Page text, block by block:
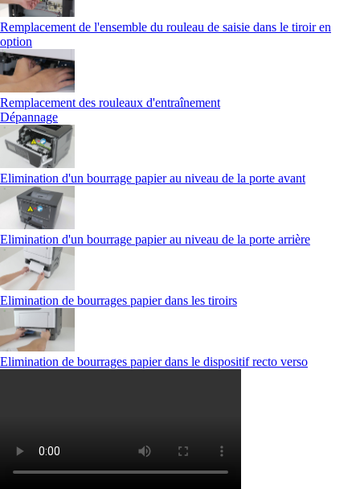
Remplacement de l'ensemble du rouleau de saisie dans le tiroir en
option
Remplacement des rouleaux d'entraînement
Dépannage
Elimination d'un bourrage papier au niveau de la porte avant
Elimination d'un bourrage papier au niveau de la porte arrière
Elimination de bourrages papier dans les tiroirs
Elimination de bourrages papier dans le dispositif recto verso